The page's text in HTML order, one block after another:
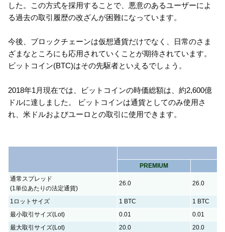
した。この方式を採用することで、悪意のあるユーザーによ
る過去の取引履歴の改ざんが困難になっています。
今後、ブロックチェーンは仮想通貨だけでなく、日常のさま
ざまなところにも応用されていくことが期待されています。
ビットコイン(BTC)はその先駆者といえるでしょう。
2018年1月現在では、ビットコインの時価総額は、約2,600億
ドルに達しました。 ビットコインは通貨としてのみ使用さ
れ、米ドルおよびユーロとの取引に使用できます。
PREMIUM
通常スプレッド
(1単位あたりの法定通貨)
26.0 26.0
1ロットサイズ 1 BTC
1 BTC
最小取引サイズ(Lot)
0.01
0.01
最大取引サイズ(Lot)
20.0 20.0